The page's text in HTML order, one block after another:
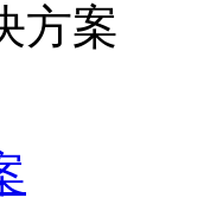
方案